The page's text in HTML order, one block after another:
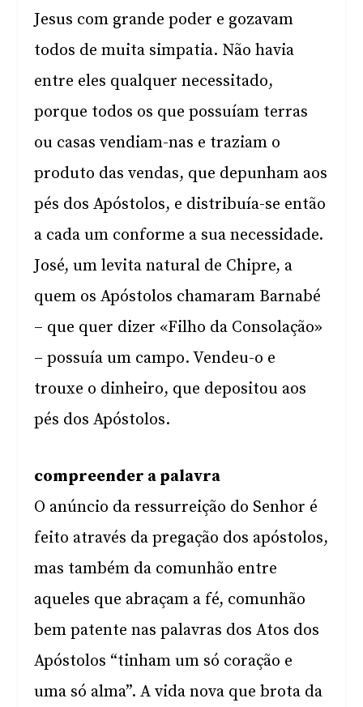
Jesus com grande poder e gozavam
todos de muita simpatia. Não havia
entre eles qualquer necessitado,
porque todos os que possuíam terras
ou casas vendiam-nas e traziam o
produto das vendas, que depunham aos
pés dos Apóstolos, e distribuía-se então
a cada um conforme a sua necessidade.
José, um levita natural de Chipre, a
quem os Apóstolos chamaram Barnabé
– que quer dizer «Filho da Consolação»
– possuía um campo. Vendeu-o e
trouxe o dinheiro, que depositou aos
pés dos Apóstolos.
compreender a palavra
O anúncio da ressurreição do Senhor é
feito através da pregação dos apóstolos,
mas também da comunhão entre
aqueles que abraçam a fé, comunhão
bem patente nas palavras dos Atos dos
Apóstolos “tinham um só coração e
uma só alma”. A vida nova que brota da